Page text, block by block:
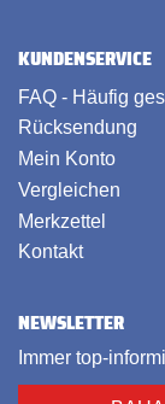
KUNDENSERVICE
FAQ - Häufig
Rücksendung
Mein Konto
Vergleichen
Merkzettel
Kontakt
NEWSLETTER
Immer top-